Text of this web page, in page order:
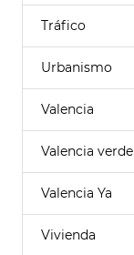
Tráfico
Urbanismo
Valencia
Valencia verde
Valencia Ya
Vivienda